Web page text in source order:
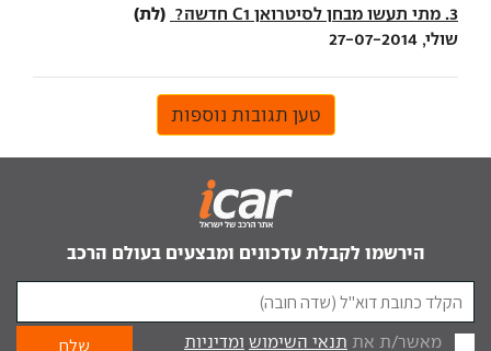
3. מתי תעשו מבחן לסיטרואן C1 חדשה? (לת)
שולי, 27-07-2014
טען תגובות נוספות
הירשמו לקבלת עדכונים ומבצעים בעולם הרכב
מאשר/ת את תנאי השימוש ומדיניות